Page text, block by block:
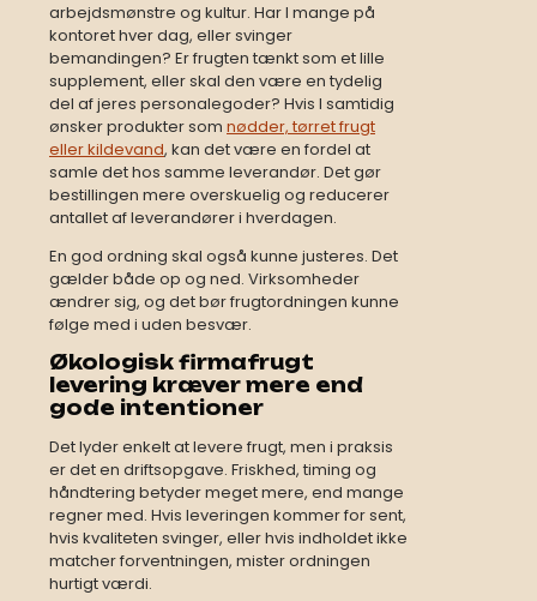
arbejdsmønstre og kultur. Har I mange på
kontoret hver dag, eller svinger
bemandingen? Er frugten tænkt som et lille
supplement, eller skal den være en tydelig
del af jeres personalegoder? Hvis I samtidig
ønsker produkter som nødder, tørret frugt
eller kildevand, kan det være en fordel at
samle det hos samme leverandør. Det gør
bestillingen mere overskuelig og reducerer
antallet af leverandører i hverdagen.
En god ordning skal også kunne justeres. Det
gælder både op og ned. Virksomheder
ændrer sig, og det bør frugtordningen kunne
følge med i uden besvær.
Økologisk firmafrugt
levering kræver mere end
gode intentioner
Det lyder enkelt at levere frugt, men i praksis
er det en driftsopgave. Friskhed, timing og
håndtering betyder meget mere, end mange
regner med. Hvis leveringen kommer for sent,
hvis kvaliteten svinger, eller hvis indholdet ikke
matcher forventningen, mister ordningen
hurtigt værdi.